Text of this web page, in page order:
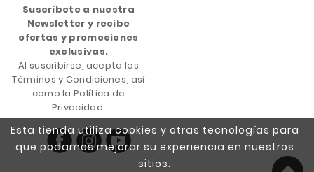
Esta tienda utiliza cookies y otras tecnologías para
que podamos mejorar su experiencia en nuestros
sitios.
Suscríbete a nuestra
Newsletter y recibe
ofertas y promociones
exclusivas.
Al suscribirse, acepta los
Términos y Condiciones, así
como la Política de
Privacidad.